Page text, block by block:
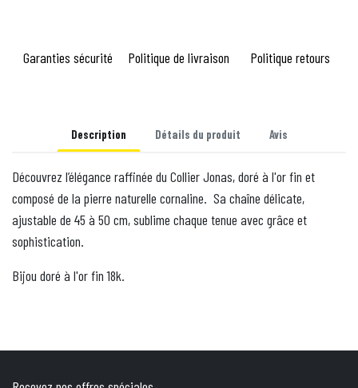
Garanties sécurité Politique de livraison Politique retours
Description Détails du produit Avis
Découvrez l’élégance raffinée du Collier Jonas, doré à l'or fin et
composé de la pierre naturelle cornaline. Sa chaîne délicate,
ajustable de 45 à 50 cm, sublime chaque tenue avec grâce et
sophistication.
Bijou doré à l'or fin 18k.